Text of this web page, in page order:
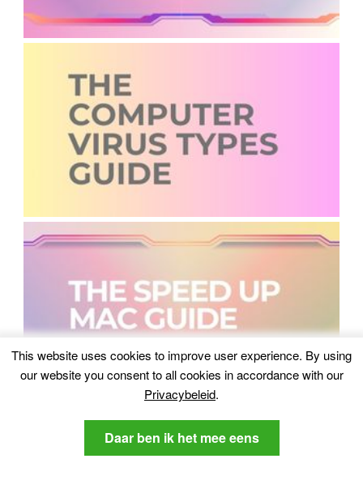
This website uses cookies to improve user experience. By using
our website you consent to all cookies in accordance with our
Privacybeleid.
Daar ben ik het mee eens